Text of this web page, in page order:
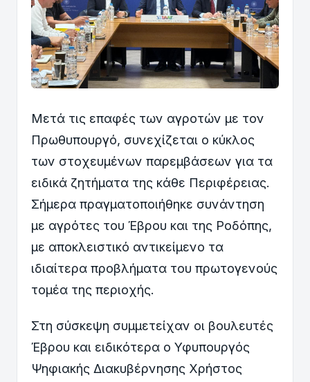
Μετά τις επαφές των αγροτών με τον
Πρωθυπουργό, συνεχίζεται ο κύκλος
των στοχευμένων παρεμβάσεων για τα
ειδικά ζητήματα της κάθε Περιφέρειας.
Σήμερα πραγματοποιήθηκε συνάντηση
με αγρότες του Έβρου και της Ροδόπης,
με αποκλειστικό αντικείμενο τα
ιδιαίτερα προβλήματα του πρωτογενούς
τομέα της περιοχής.
Στη σύσκεψη συμμετείχαν οι βουλευτές
Έβρου και ειδικότερα ο Υφυπουργός
Ψηφιακής Διακυβέρνησης Χρήστος